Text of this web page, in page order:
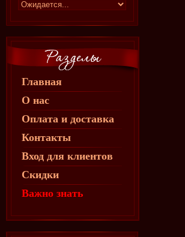
Главная
О нас
Оплата и доставка
Контакты
Вход для клиентов
Скидки
Важно знать